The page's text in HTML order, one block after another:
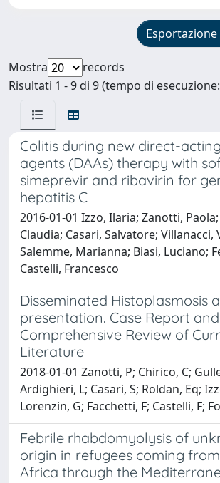
Esportazione
Mostra
records
Risultati 1 - 9 di 9 (tempo di
Colitis during new direct-
agents (DAAs) therapy with
simeprevir and ribavirin for
hepatitis C
2016-01-01 Izzo, Ilaria; Zanotti,
Claudia; Casari, Salvatore; Villanacci,
Salemme, Marianna; Biasi, Luciano;
Castelli, Francesco
Disseminated Histoplasmosis
presentation. Case Report and
Comprehensive Review of
Literature
2018-01-01 Zanotti, P; Chirico, C;
Ardighieri, L; Casari, S; Roldan, Eq;
Lorenzin, G; Facchetti, F; Castelli, F;
Febrile rhabdomyolysis of
origin in refugees coming
Africa through the